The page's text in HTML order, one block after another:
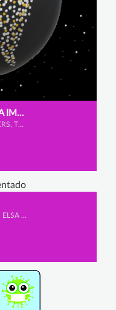
TECNOLOGÍAS DIGITALES PARA IMPULSAR LA CIUDADANÍA DIGITAL
Secundaria, CARLOS MARTÍNEZ WALTERS, TERESA YOHN MOINELO y CLARA VALENTINA DE LEÓN ÁVILA
Secundaria, MARÍA HERRÁIZ CÁCERES, ELSA CALVET MARTÍNEZ y AMAIA ROSA AYERDI